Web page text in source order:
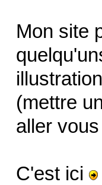
Mon site
(mettre
aller
C'est ici